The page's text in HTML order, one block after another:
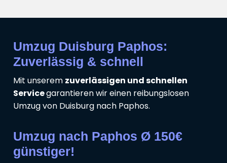
Umzug Duisburg Paphos:
Zuverlässig & schnell
Mit unserem zuverlässigen und schnellen
Servicegarantieren wir einen reibungslosen
Umzug von Duisburg nach Paphos.
Umzug nach Paphos Ø 150€
günstiger!